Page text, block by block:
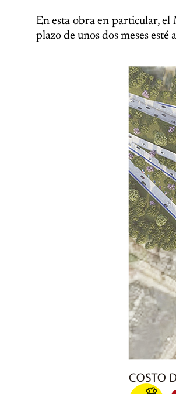
En esta obra en particular, el
plazo de unos dos meses